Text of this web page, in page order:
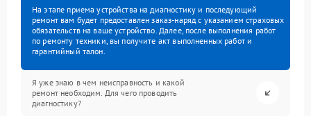
На этапе приема устройства на диагностику и последующий
ремонт вам будет предоставлен заказ-наряд с указанием страховых
обязательств на ваше устройство. Далее, после выполнения работ
по ремонту техники, вы получите акт выполненных работ и
гарантийный талон.
Я уже знаю в чем неисправность и какой
ремонт необходим. Для чего проводить
диагностику?